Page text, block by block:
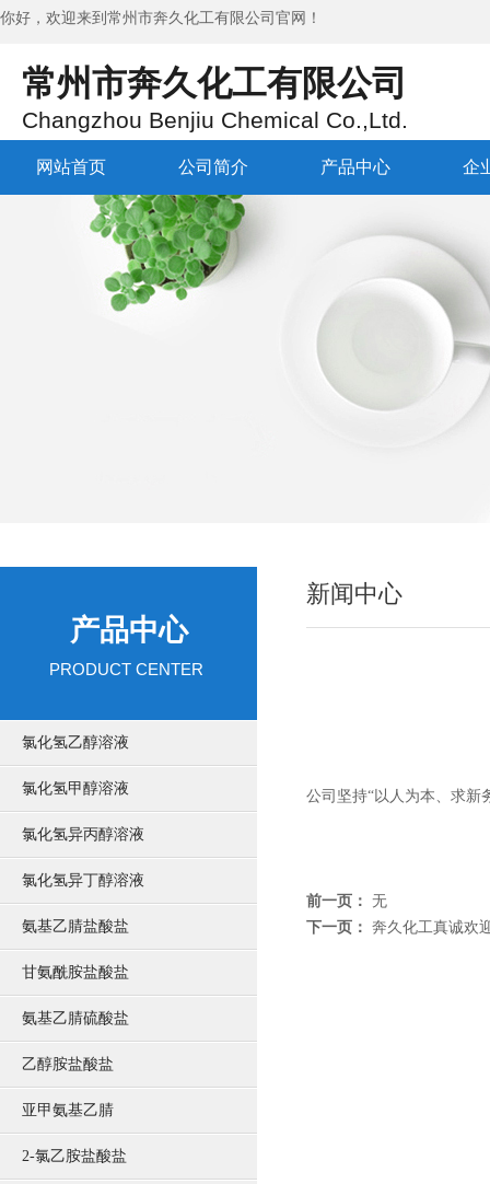
你好，欢迎来到 常州市奔久化工有限公司 官网！
常州市奔久化工有限公司
Changzhou Benjiu Chemical Co.,Ltd.
网站首页 公司简介 产品中心 企
产品中心
PRODUCT CENTER
氯化氢乙醇溶液
氯化氢甲醇溶液
氯化氢异丙醇溶液
氯化氢异丁醇溶液
氨基乙腈盐酸盐
甘氨酰胺盐酸盐
氨基乙腈硫酸盐
乙醇胺盐酸盐
亚甲氨基乙腈
2-氯乙胺盐酸盐
新闻中心
公司坚持“以人为本、求新
前一页： 无
下一页： 奔久化工真诚欢